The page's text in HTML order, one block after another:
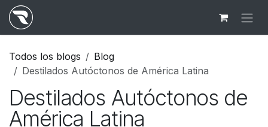
Ir al contenido
Todos los blogs
Blog
Destilados Autóctonos de América Latina
Destilados Autóctonos de
América Latina